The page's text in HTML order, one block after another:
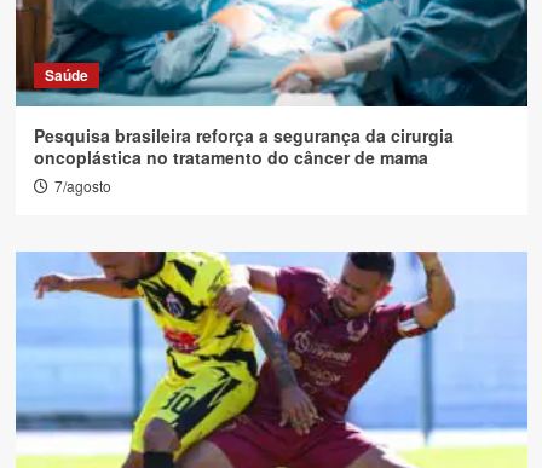
Saúde
Pesquisa brasileira reforça a segurança da cirurgia
oncoplástica no tratamento do câncer de mama
7/agosto